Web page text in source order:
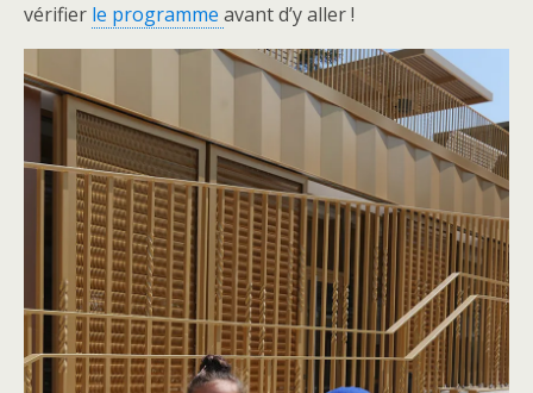
vérifier le programme avant d’y aller !